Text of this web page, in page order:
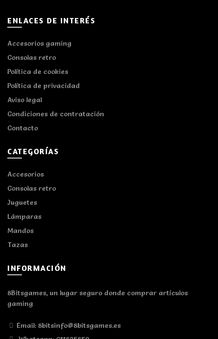
ENLACES DE INTERÉS
Accesorios gaming
Consolas retro
Política de cookies
Política de privacidad
Aviso legal
Condiciones de contratación
Contacto
CATEGORÍAS
Accesorios
Consolas retro
Juguetes
Lámparas
Mandos
Tazas
INFORMACIÓN
8Bitsgames, un lugar seguro donde comprar artículos
gaming
Email: 8bitsinfo@8bitsgames.es